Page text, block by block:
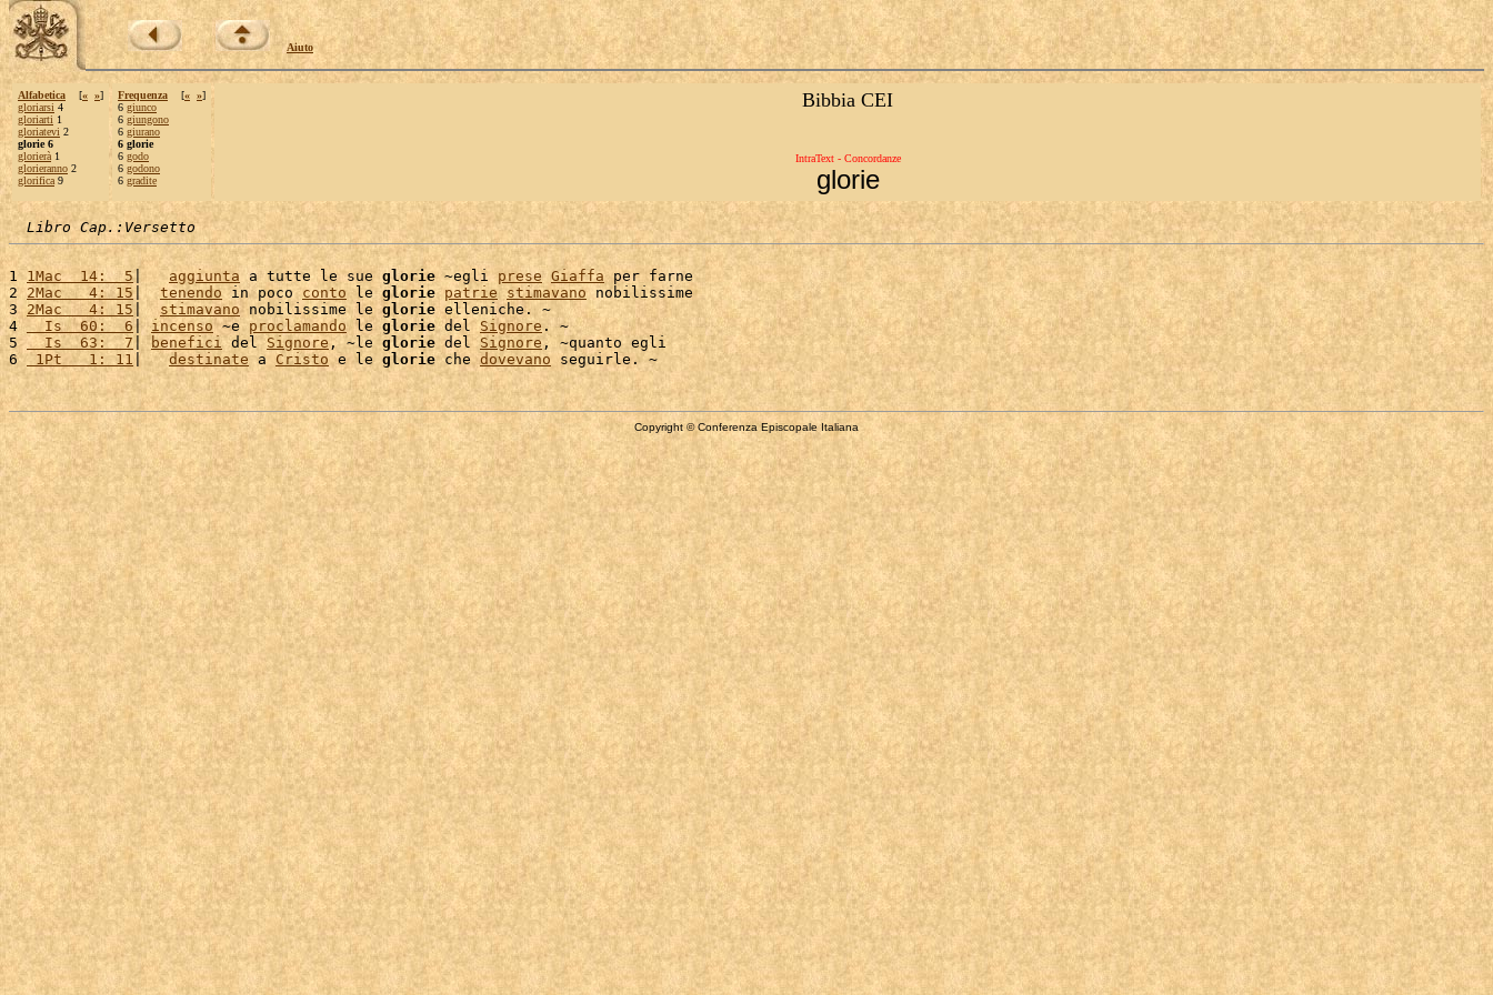
Aiuto
Alfabetica [« »]
gloriarsi 4
gloriarti 1
gloriatevi 2
glorie 6
glorierà 1
glorieranno 2
glorifica 9
Frequenza [« »]
6 giunco
6 giungono
6 giurano
6 glorie
6 godo
6 godono
6 gradite
Bibbia CEI
IntraText - Concordanze
glorie
Libro Cap.:Versetto
1 1Mac  14:  5| aggiunta a tutte le sue glorie ~egli prese Giaffa per farne
2 2Mac   4: 15 | tenendo in poco conto le glorie patrie stimavano nobilissime
3 2Mac   4: 15 | stimavano nobilissime le glorie elleniche. ~
4
  Is  60:  6
| incenso ~e proclamando le glorie del Signore . ~
5
  Is  63:  7
| benefici del Signore , ~le glorie del Signore, ~quanto egli
6 1Pt   1: 11 | destinate a Cristo e le glorie che dovevano
Copyright © Conferenza Episcopale Italiana